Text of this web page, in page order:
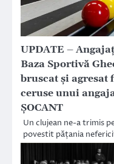
UPDATE –
Baza Sportivă
bruscat și
ceruse unui
ȘOCANT
Un clujean ne-a trimis
povestit pățania